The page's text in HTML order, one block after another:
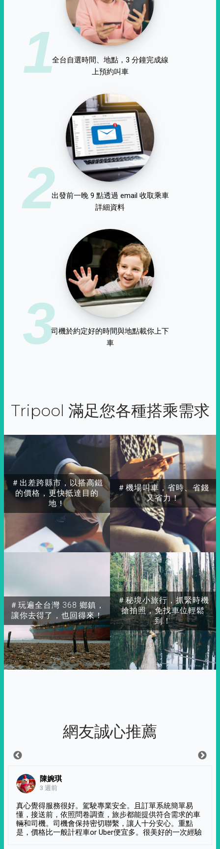
1全台自選時間、地點，3 分鐘完成線
上預約叫車
2出發前一晚 9 點透過 email 收取乘車
詳細資料
3司機於約定好的時間與地點載你上下
車
Tripool 滿足您各種搭乘需求
＃出差跨縣市，以搭高鐵
的價格，更快抵達目的
地！
＃玩遍全台灣 368 鄉鎮，
讓你去得了，也回得來！
＃秘境小旅行，抓緊時機
搶拍照，免找車位輕鬆
到！
＃機場叫車，省時、省錢
又省力！
網友誠心推薦
陳婉琪
3 週前
真心覺得服務很好。駕駛專業安全。且訂單系統簡單易
懂，接送前，依照問卷調查，旅步都能提供符合需求的車
輛和司機。司機會保持密切聯繫，讓人十分安心。重點
是，價格比一般計程車or Uber便宜多。很美好的一次經驗